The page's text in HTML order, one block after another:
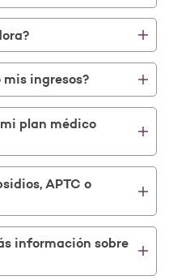
ingresos?
plan médico
APTC o
información sobre